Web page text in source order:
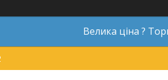
Велика ціна ?